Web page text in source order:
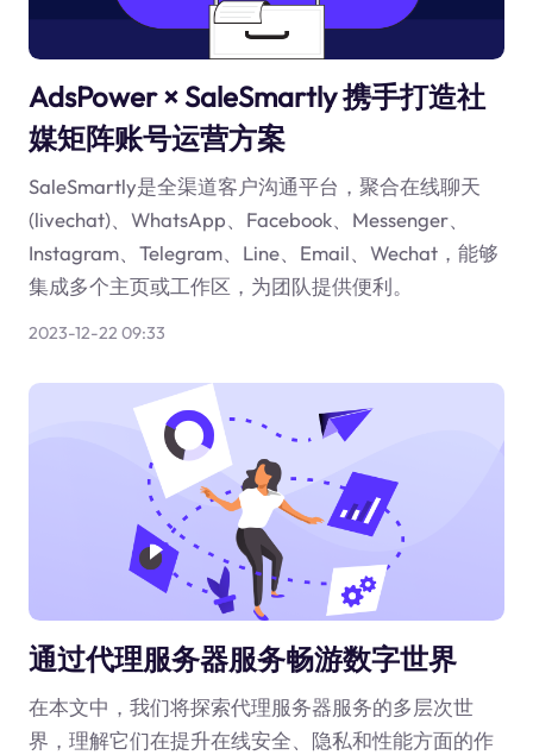
AdsPower × SaleSmartly 携手打造社
媒矩阵账号运营方案
SaleSmartly是全渠道客户沟通平台，聚合在线聊天
(livechat)、WhatsApp、Facebook、Messenger、
Instagram、Telegram、Line、Email、Wechat，能够
集成多个主页或工作区，为团队提供便利。
2023-12-22 09:33
通过代理服务器服务畅游数字世界
在本文中，我们将探索代理服务器服务的多层次世
界，理解它们在提升在线安全、隐私和性能方面的作